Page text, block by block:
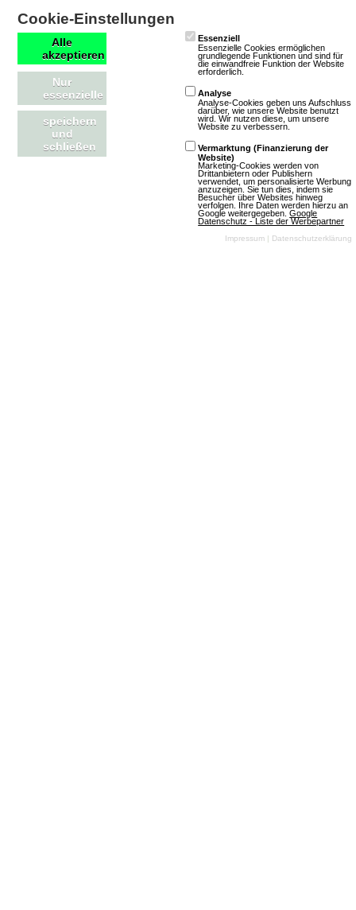
schnellen Geld, die Gier nach Reichtum, Macht und
Erfolg und das Streben nach Glück treiben die
Menschen zum Handel mit Wertpapieren. Die
Faszination des FinanzmarktsImmer wieder findet
der Finanzmarkt seinen Weg in unser Bewusstsein:
Finanzkrise, Bankenpleiten, Suprime Kredite usw.
schockieren und faszinieren uns. Ob bei
Spekulationsblasen mit Tulpen in den 1630er
Jahren, der Dotcom-Blase der Internet-Startups
Cookie-Einstellungen
Alle
akzeptieren
Nur
essenzielle
speichern
und
schließen
Essenziell
Essenzielle Cookies ermöglichen
grundlegende Funktionen und sind für
die einwandfreie Funktion der Website
erforderlich.
Analyse
Analyse-Cookies geben uns Aufschluss
darüber, wie unsere Website benutzt
wird. Wir nutzen diese, um unsere
Website zu verbessern.
Vermarktung (Finanzierung der
Website)
Marketing-Cookies werden von
Drittanbietern oder Publishern
verwendet, um personalisierte Werbung
anzuzeigen. Sie tun dies, indem sie
Besucher über Websites hinweg
verfolgen. Ihre Daten werden hierzu an
Google weitergegeben.Google
Datenschutz - Liste der Werbepartner
Impressum | Datenschutzerklärung